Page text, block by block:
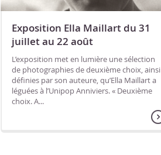
Exposition Ella Maillart du 31
juillet au 22 août
L’exposition met en lumière une sélection
de photographies de deuxième choix, ainsi
définies par son auteure, qu’Ella Maillart a
léguées à l’Unipop Anniviers. « Deuxième
choix. A...